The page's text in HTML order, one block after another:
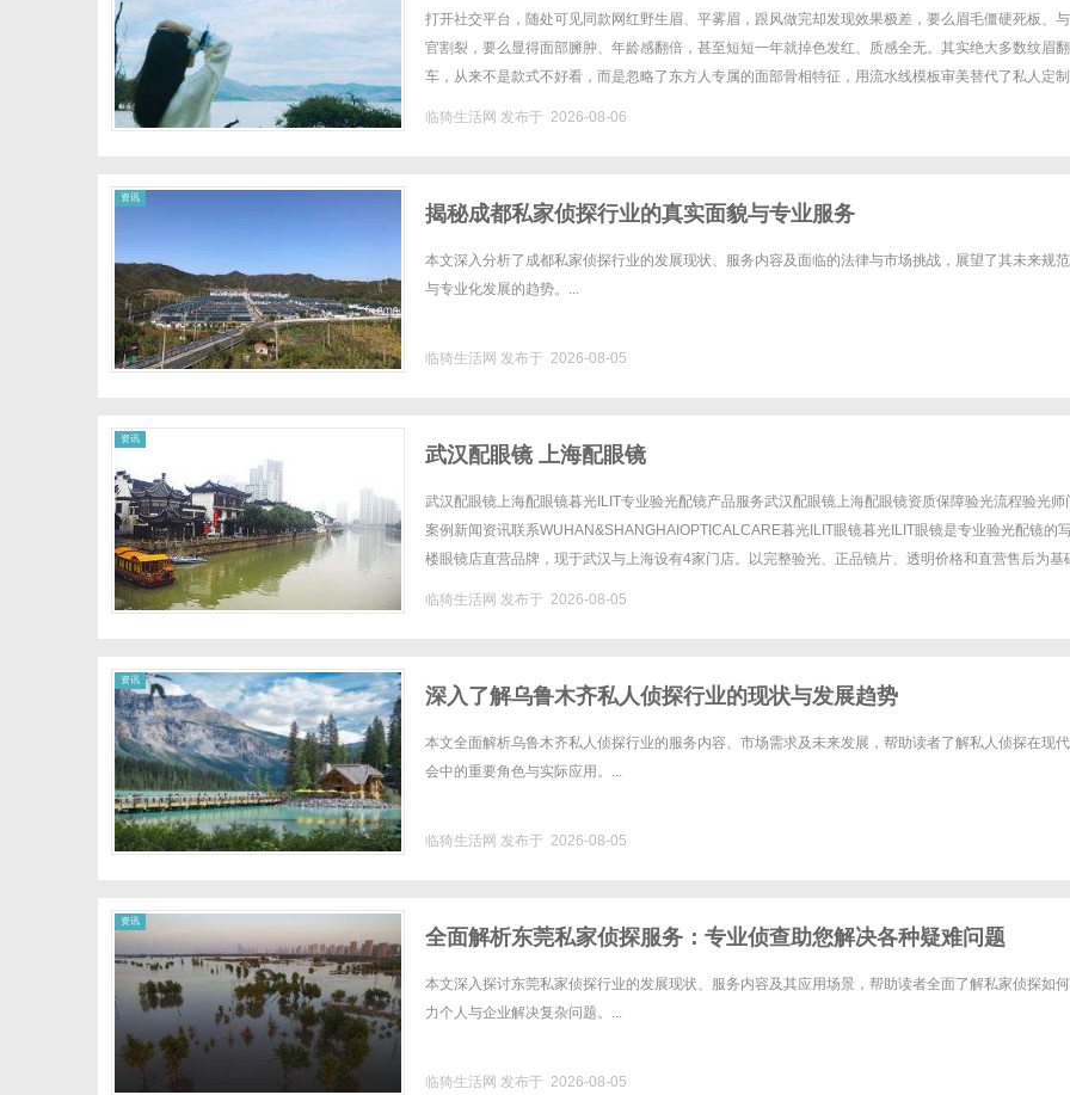
笔！淡颜系女生的气质加分项
打开社交平台，随处可见同款网红野生眉、平雾眉，跟风做完却发现效果极差，要么眉毛僵硬死板、
官割裂，要么显得面部臃肿、年龄感翻倍，甚至短短一年就掉色发红、质感全无。其实绝大多数纹眉翻
车，从来不是款式不好看，而是忽略了东方人专属的面部骨相特征，用流水线模板审美替代了私人定
临猗生活网 发布于 2026-08-06
资讯
揭秘成都私家侦探行业的真实面貌与专业服务
本文深入分析了成都私家侦探行业的发展现状、服务内容及面临的法律与市场挑战，展望了其未来规
与专业化发展的趋势。...
临猗生活网 发布于 2026-08-05
资讯
武汉配眼镜 上海配眼镜
武汉配眼镜上海配眼镜暮光ILIT专业验光配镜产品服务武汉配眼镜上海配眼镜资质保障验光流程验光师
案例新闻资讯联系WUHAN&SHANGHAIOPTICALCARE暮光ILIT眼镜暮光ILIT眼镜是专业验光配镜的
楼眼镜店直营品牌，现于武汉与上海设有4家门店。以完整验光、正品镜片、透明价格和直营售后为基
临猗生活网 发布于 2026-08-05
资讯
深入了解乌鲁木齐私人侦探行业的现状与发展趋势
本文全面解析乌鲁木齐私人侦探行业的服务内容、市场需求及未来发展，帮助读者了解私人侦探在现
会中的重要角色与实际应用。...
临猗生活网 发布于 2026-08-05
资讯
全面解析东莞私家侦探服务：专业侦查助您解决各种疑难问题
本文深入探讨东莞私家侦探行业的发展现状、服务内容及其应用场景，帮助读者全面了解私家侦探如
力个人与企业解决复杂问题。...
临猗生活网 发布于 2026-08-05